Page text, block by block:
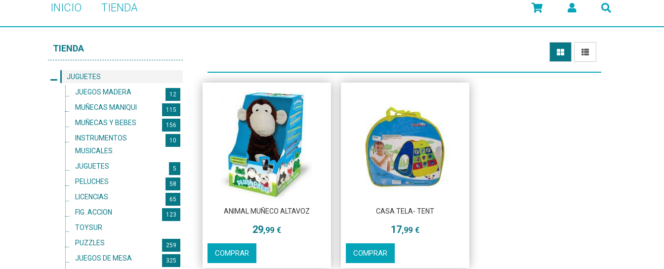
INICIO TIENDA
TIENDA
JUGUETES
JUEGOS MADERA
12
MUÑECAS MANIQUI 115
MUÑECAS Y BEBES 156
INSTRUMENTOS
MUSICALES
10
JUGUETES 5
PELUCHES 58
LICENCIAS 65
FIG. ACCION 123
TOYSUR
PUZZLES 259
JUEGOS DE MESA 325
ANIMAL MUÑECO ALTAVOZ
29,99 €
COMPRAR
CASA TELA- TENT
17,99 €
COMPRAR